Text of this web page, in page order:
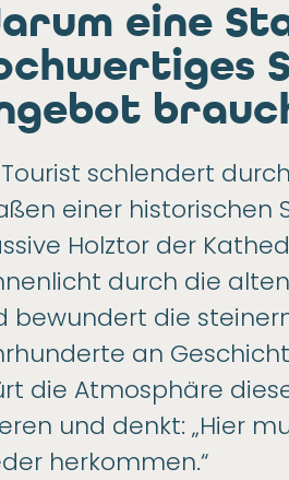
eine
Tourist schlendert
einer historischen
Holztor der
durch die
bewundert die
an
die Atmosphäre
und denkt: „Hier
herkommen.“